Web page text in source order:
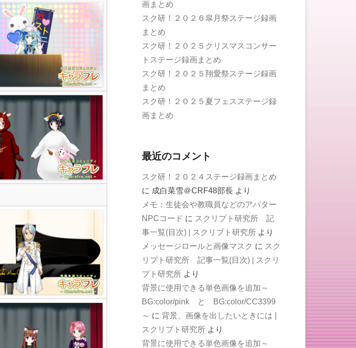
画まとめ
スク研！２０２６皐月祭ステージ録画
まとめ
スク研！２０２５クリスマスコンサー
トステージ録画まとめ
スク研！２０２５翔愛祭ステージ録画
まとめ
スク研！２０２５夏フェスステージ録
画まとめ
最近のコメント
スク研！２０２４ステージ録画まとめ
に 成白菜雪＠CRF48部長 より
メモ：生徒会や教職員などのアバター
NPCコード に スクリプト研究所 記
事一覧(目次) | スクリプト研究所 より
メッセージロールと画像マスク に スク
リプト研究所 記事一覧(目次) | スクリ
プト研究所 より
背景に使用できる単色画像を追加～
BG:color/pink と BG:color/CC3399
～ に 背景、画像を出したいときには |
スクリプト研究所 より
背景に使用できる単色画像を追加～